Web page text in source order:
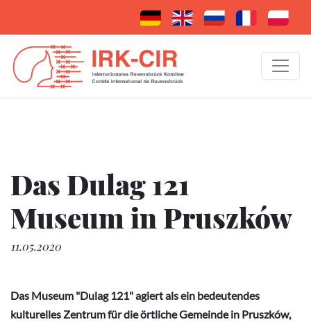
Das Dulag 121
Museum in Pruszków
11.05.2020
Das Museum "Dulag 121" agiert als ein bedeutendes
kulturelles Zentrum für die örtliche Gemeinde in Pruszków,